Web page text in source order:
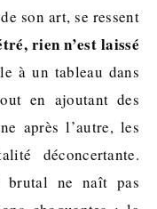
son art, se ressent
rien n’est laissé
à un tableau dans
en ajoutant des
après l’autre, les
déconcertante.
brutal ne naît pas